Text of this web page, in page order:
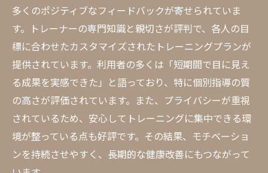
多くのポジティブなフィードバックが寄せられていま
す。トレーナーの専門知識と親切さが評判で、各人の目
標に合わせたカスタマイズされたトレーニングプランが
提供されています。利用者の多くは「短期間で目に見え
る成果を実感できた」と語っており、特に個別指導の質
の高さが評価されています。また、プライバシーが重視
されているため、安心してトレーニングに集中できる環
境が整っている点も好評です。その結果、モチベーショ
ンを持続させやすく、長期的な健康改善にもつながって